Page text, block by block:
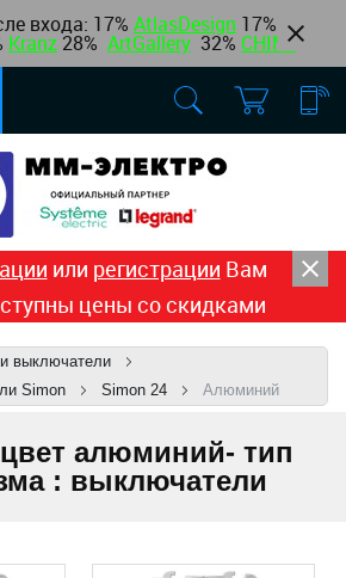
входа: 17% AtlasDesign 17%
Kranz 28% ArtGallery 32% CHINT
или регистрации Вам
цены со скидками
и выключатели
Simon
Simon 24 Алюминий
алюминий- тип
: выключатели